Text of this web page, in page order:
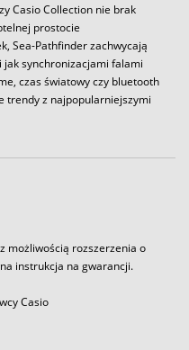
Casio Collection nie brak
prostocie
Sea-Pathfinder zachwycają
synchronizacjami falami
czas światowy czy bluetooth
trendy z najpopularniejszymi
możliwością rozszerzenia o
instrukcja na gwarancji.
Casio